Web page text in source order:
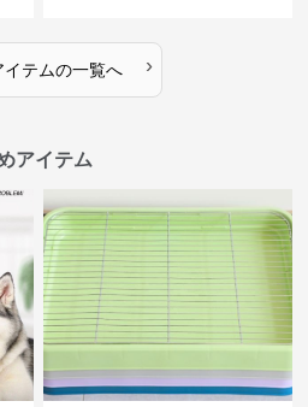
イテムの一覧へ ›
アイテム